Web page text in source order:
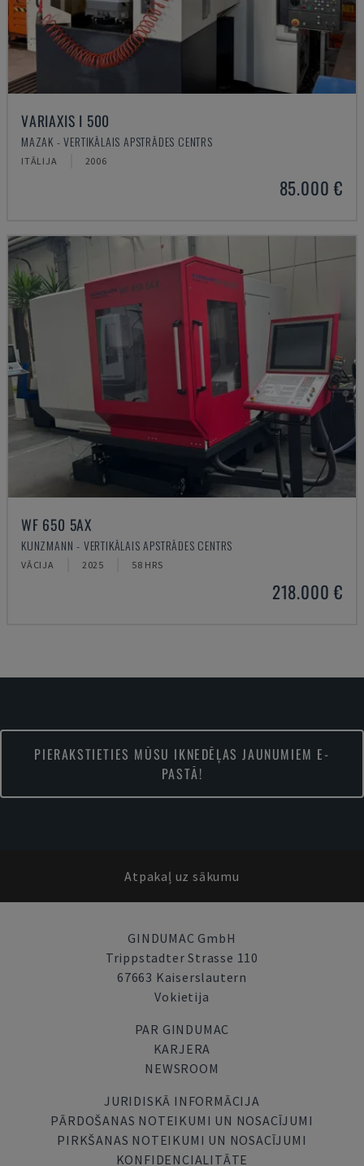
VARIAXIS I 500
MAZAK - VERTIKĀLAIS APSTRĀDES CENTRS
ITĀLIJA 2006
85.000 €
WF 650 5AX
KUNZMANN - VERTIKĀLAIS APSTRĀDES CENTRS
VĀCIJA 2025 58 HRS
218.000 €
PIERAKSTIETIES MŪSU IKNEDĒĻAS JAUNUMIEM E-
PASTĀ!
Atpakaļ uz sākumu
GINDUMAC GmbH
Trippstadter Strasse 110
67663 Kaiserslautern
Vokietija
PAR GINDUMAC
KARJERA
NEWSROOM
JURIDISKĀ INFORMĀCIJA
PĀRDOŠANAS NOTEIKUMI UN NOSACĪJUMI
PIRKŠANAS NOTEIKUMI UN NOSACĪJUMI
KONFIDENCIALITĀTE